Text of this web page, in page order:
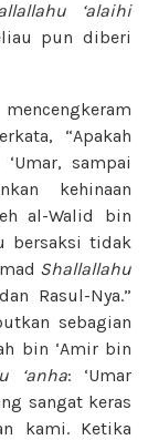
‘alaihi
pun diberi
“Apakah
sampai
kehinaan
al-Walid bin
bersaksi tidak
Shallallahu
Rasul-Nya.”
sebagian
bin ‘Amir bin
‘anha: ‘Umar
sangat keras
kami. Ketika